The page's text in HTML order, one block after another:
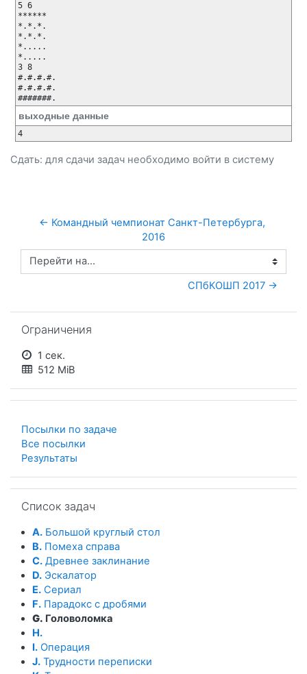
5 6
******
*.*.*.
*.*.*.
*.....
*.....
3 8
#.#.#.#.
#.#.#.#.
#######.
выходные данные
4
Сдать: для сдачи задач необходимо войти в систему
← Командный чемпионат Санкт-Петербурга,
2016
Перейти на...
СПбКОШП 2017 →
Ограничения
1 сек.
512 MiB
Посылки по задаче
Все посылки
Результаты
Список задач
A. Большой круглый стол
B. Помеха справа
C. Древнее заклинание
D. Эскалатор
E. Сериал
F. Парадокс с дробями
G. Головоломка
H.
I. Операция
J. Трудности переписки